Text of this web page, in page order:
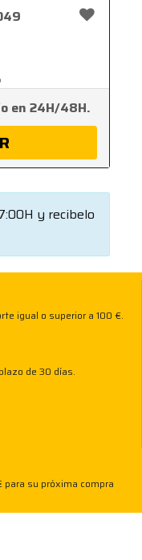
parte trasera de
de suspensión
óptima. El
usarse como
ion de litio, 3,7
en 24H/48H.
y recibelo
igual o superior a 100 €.
de 30 días.
para su próxima compra